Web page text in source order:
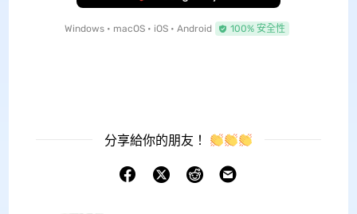
Windows • macOS • iOS • Android 100% 安全性
分享給你的朋友！